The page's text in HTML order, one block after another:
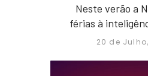
Neste verão a
férias à
20 de